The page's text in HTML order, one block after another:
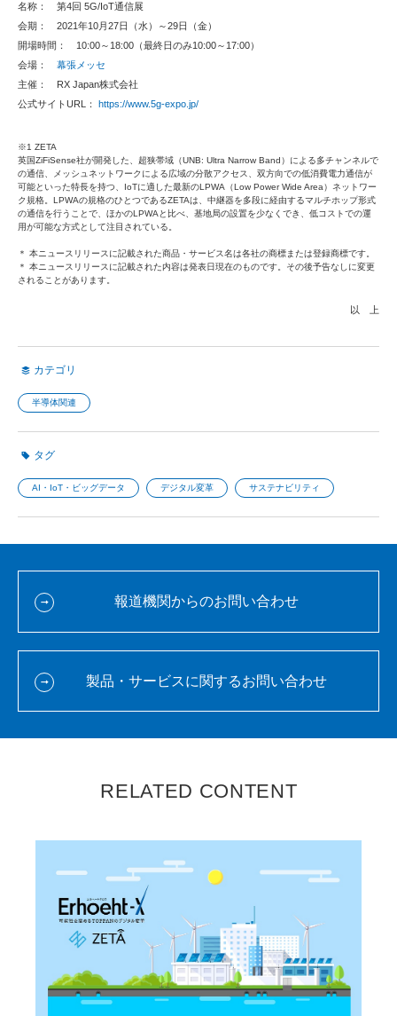
名称： 第4回 5G/IoT通信展
会期： 2021年10月27日（水）～29日（金）
開場時間： 10:00～18:00（最終日のみ10:00～17:00）
会場： 幕張メッセ
主催： RX Japan株式会社
公式サイトURL： https://www.5g-expo.jp/
※1 ZETA
英国ZiFiSense社が開発した、超狭帯域（UNB: Ultra Narrow Band）による多チャンネルで
の通信、メッシュネットワークによる広域の分散アクセス、双方向での低消費電力通信が
可能といった特長を持つ、IoTに適した最新のLPWA（Low Power Wide Area）ネットワー
ク規格。LPWAの規格のひとつであるZETAは、中継器を多段に経由するマルチホップ形式
の通信を行うことで、ほかのLPWAと比べ、基地局の設置を少なくでき、低コストでの運
用が可能な方式として注目されている。
＊ 本ニュースリリースに記載された商品・サービス名は各社の商標または登録商標です。
＊ 本ニュースリリースに記載された内容は発表日現在のものです。その後予告なしに変更
されることがあります。
以 上
カテゴリ
半導体関連
タグ
AI・IoT・ビッグデータ デジタル変革 サステナビリティ
報道機関からのお問い合わせ
製品・サービスに関するお問い合わせ
RELATED CONTENT